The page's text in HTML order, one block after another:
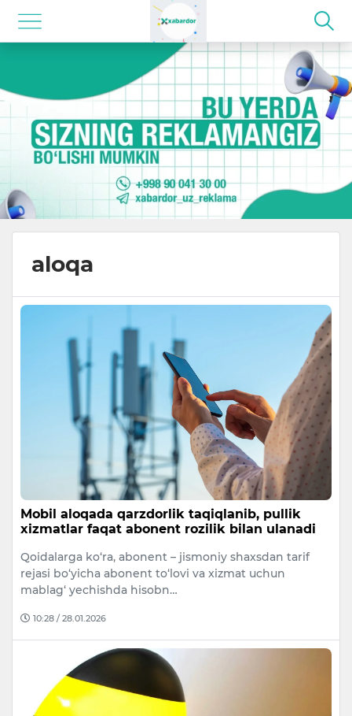
aloqa
Mobil aloqada qarzdorlik taqiqlanib, pullik
xizmatlar faqat abonent rozilik bilan ulanadi
Qoidalarga ko‘ra, abonent – jismoniy shaxsdan tarif
rejasi bo‘yicha abonent to‘lovi va xizmat uchun
mablag‘ yechishda hisobn…
10:28 / 28.01.2026